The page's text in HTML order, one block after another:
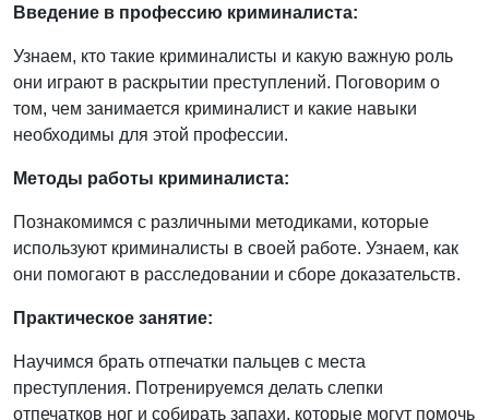
Введение в профессию криминалиста:
Узнаем, кто такие криминалисты и какую важную роль
они играют в раскрытии преступлений. Поговорим о
том, чем занимается криминалист и какие навыки
необходимы для этой профессии.
Методы работы криминалиста:
Познакомимся с различными методиками, которые
используют криминалисты в своей работе. Узнаем, как
они помогают в расследовании и сборе доказательств.
Практическое занятие:
Научимся брать отпечатки пальцев с места
преступления. Потренируемся делать слепки
отпечатков ног и собирать запахи, которые могут помочь